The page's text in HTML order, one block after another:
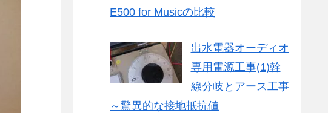
E500 for Musicの比較
出水電器オーディオ
専用電源工事(1)幹
線分岐とアース工事
～驚異的な接地抵抗値